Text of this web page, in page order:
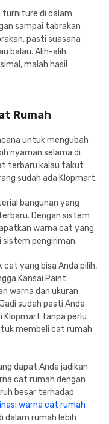
furniture di dalam
sampai tabrakan
pasti suasana
balau. Alih-alih
malah hasil
Rumah
untuk mengubah
nyaman selama di
terbaru kalau takut
sudah ada Klopmart.
bangunan yang
Dengan sistem
warna cat yang
sistem pengiriman.
cat yang bisa Anda pilih,
Kansai Paint.
warna dan ukuran
sudah pasti Anda
Klopmart tanpa perlu
membeli cat rumah
dapat Anda jadikan
cat rumah dengan
besar terhadap
warna cat rumah
rumah lebih